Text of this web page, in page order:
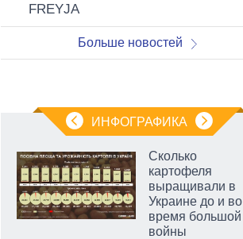
FREYJA
Больше новостей
ИНФОГРАФИКА
Сколько
картофеля
выращивали в
Украине до и во
время большой
войны